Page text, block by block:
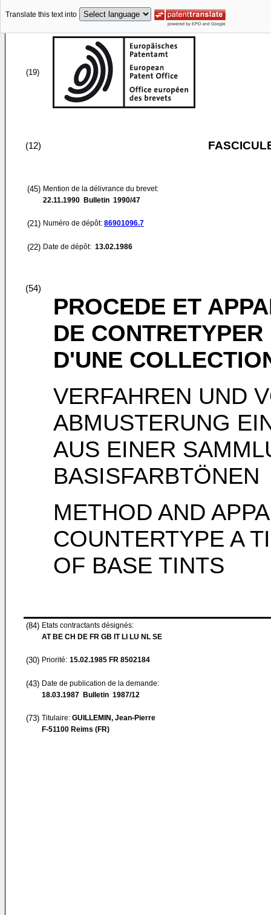
Translate this text into
(19)
(12)
(45) Mention de la délivrance du brevet:
22.11.1990 Bulletin 1990/47
(21) Numéro de dépôt: 86901096.7
(22) Date de dépôt: 13.02.1986
(54)
PROCEDE ET
DE
D'UNE
VERFAHREN UND
ABMUSTERUNG
AUS EINER
BASISFARBTÖNEN
METHOD AND
COUNTERTYPE A
OF BASE TINTS
(84) Etats contractants désignés:
AT BE CH DE FR GB IT LI LU NL SE
(30) Priorité: 15.02.1985 FR 8502184
(43) Date de publication de la demande:
18.03.1987 Bulletin 1987/12
(73) Titulaire: GUILLEMIN, Jean-Pierre
F-51100 Reims (FR)